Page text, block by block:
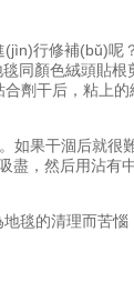
行修補(bǔ)呢
毯同顏色絨頭貼
合劑干后，粘上
果干涸后就很難
盡，然后用沾有
清理而苦惱